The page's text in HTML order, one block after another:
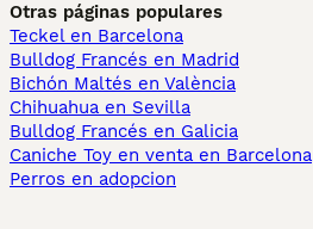
Otras páginas populares
Teckel en Barcelona
Bulldog Francés en Madrid
Bichón Maltés en València
Chihuahua en Sevilla
Bulldog Francés en Galicia
Caniche Toy en venta en Barcelona
Perros en adopcion